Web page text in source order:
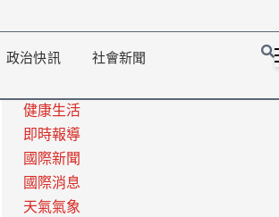
政治快訊 社會新聞
健康生活
即時報導
國際新聞
國際消息
天氣氣象